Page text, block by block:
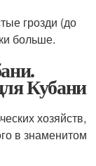
грозди (до
больше.
Кубани
хозяйств,
в знаменитом